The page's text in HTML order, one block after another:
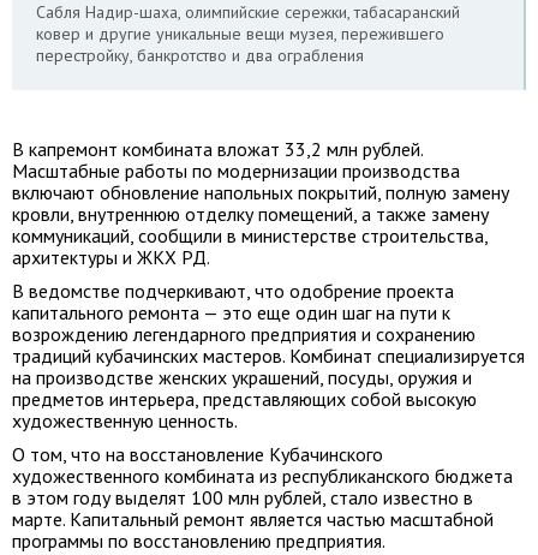
Сабля Надир-шаха, олимпийские сережки, табасаранский
ковер и другие уникальные вещи музея, пережившего
перестройку, банкротство и два ограбления
В капремонт комбината вложат 33,2 млн рублей.
Масштабные работы по модернизации производства
включают обновление напольных покрытий, полную замену
кровли, внутреннюю отделку помещений, а также замену
коммуникаций, сообщили в министерстве строительства,
архитектуры и ЖКХ РД.
В ведомстве подчеркивают, что одобрение проекта
капитального ремонта — это еще один шаг на пути к
возрождению легендарного предприятия и сохранению
традиций кубачинских мастеров. Комбинат специализируется
на производстве женских украшений, посуды, оружия и
предметов интерьера, представляющих собой высокую
художественную ценность.
О том, что на восстановление Кубачинского
художественного комбината из республиканского бюджета
в этом году выделят 100 млн рублей, стало известно в
марте. Капитальный ремонт является частью масштабной
программы по восстановлению предприятия.